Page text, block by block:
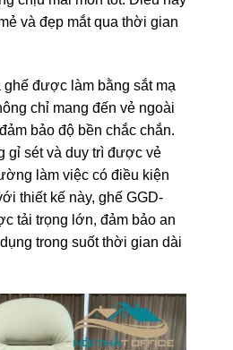
và đẹp mắt qua thời gian
ghế được làm bằng sắt mạ
chỉ mang đến vẻ ngoài
bảo độ bền chắc chắn.
gỉ sét và duy trì được vẻ
làm việc có điều kiện
thiết kế này, ghế GGD-
tải trọng lớn, đảm bảo an
trong suốt thời gian dài